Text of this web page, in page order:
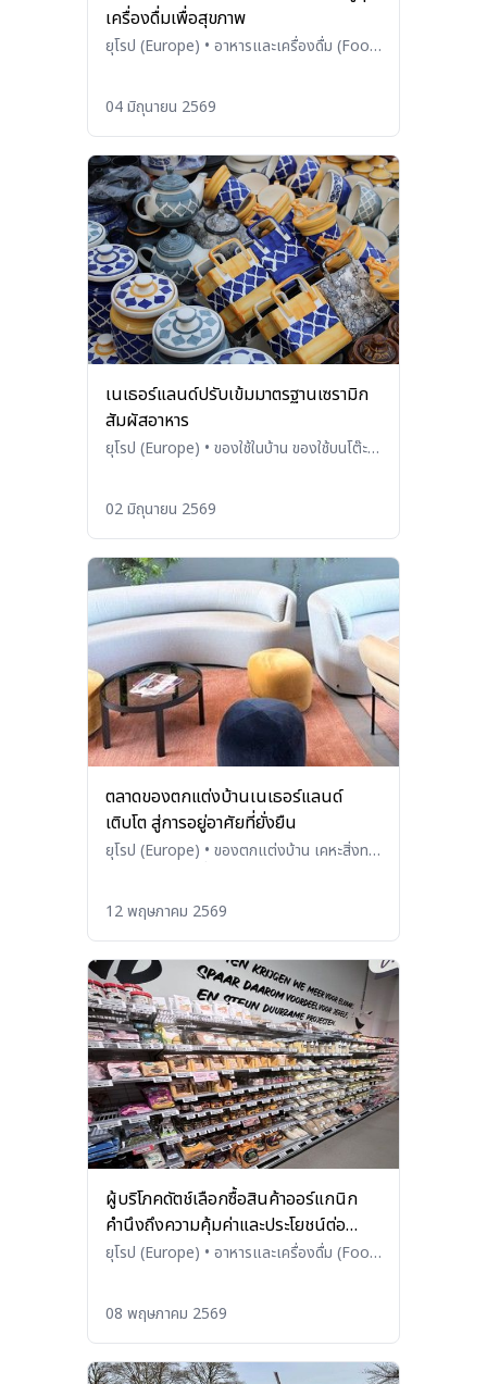
เครื่องดื่มเพื่อสุขภาพ
ยุโรป (Europe) • อาหารและเครื่องดื่ม (Food
04 มิถุนายน 2569
เนเธอร์แลนด์ปรับเข้มมาตรฐานเซรามิก
สัมผัสอาหาร
ยุโรป (Europe) • ของใช้ในบ้าน ของใช้บนโต๊ะ
Kitchenware)
02 มิถุนายน 2569
ตลาดของตกแต่งบ้านเนเธอร์แลนด์
เติบโต สู่การอยู่อาศัยที่ยั่งยืน
ยุโรป (Europe) • ของตกแต่งบ้าน เคหะสิ่งทอ
Others)
12 พฤษภาคม 2569
ผู้บริโภคดัตช์เลือกซื้อสินค้าออร์แกนิก
คำนึงถึงความคุ้มค่าและประโยชน์ต่อ
สุขภาพ
ยุโรป (Europe) • อาหารและเครื่องดื่ม (Food
08 พฤษภาคม 2569